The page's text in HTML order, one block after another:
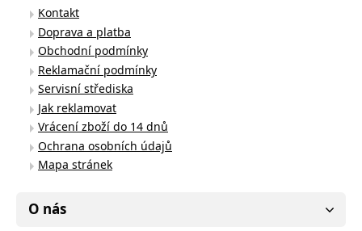
Kontakt
Doprava a platba
Obchodní podmínky
Reklamační podmínky
Servisní střediska
Jak reklamovat
Vrácení zboží do 14 dnů
Ochrana osobních údajů
Mapa stránek
O nás